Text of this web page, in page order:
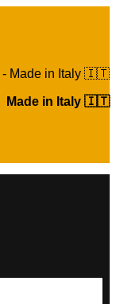
- Made in Italy 🇮🇹
Made in Italy 🇮🇹